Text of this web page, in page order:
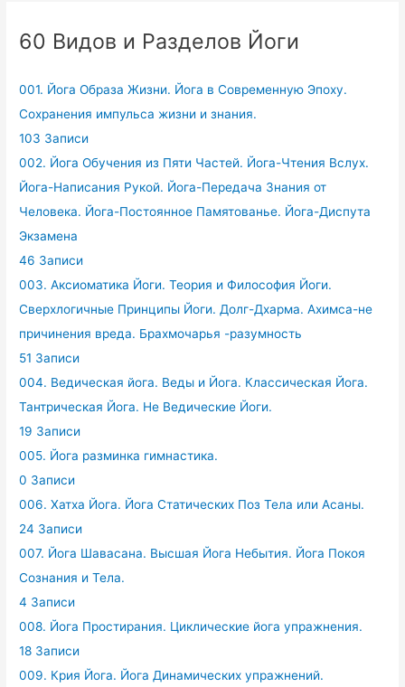
60 Видов и Разделов Йоги
001. Йога Образа Жизни. Йога в Современную Эпоху.
Сохранения импульса жизни и знания.
103 Записи
002. Йога Обучения из Пяти Частей. Йога-Чтения Вслух.
Йога-Написания Рукой. Йога-Передача Знания от
Человека. Йога-Постоянное Памятованье. Йога-Диспута
Экзамена
46 Записи
003. Аксиоматика Йоги. Теория и Философия Йоги.
Сверхлогичные Принципы Йоги. Долг-Дхарма. Ахимса-не
причинения вреда. Брахмочарья -разумность
51 Записи
004. Ведическая йога. Веды и Йога. Классическая Йога.
Тантрическая Йога. Не Ведические Йоги.
19 Записи
005. Йога разминка гимнастика.
0 Записи
006. Хатха Йога. Йога Статических Поз Тела или Асаны.
24 Записи
007. Йога Шавасана. Высшая Йога Небытия. Йога Покоя
Сознания и Тела.
4 Записи
008. Йога Простирания. Циклические йога упражнения.
18 Записи
009. Крия Йога. Йога Динамических упражнений.